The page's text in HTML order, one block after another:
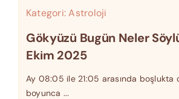
Kategori:Astroloji
Gökyüzü Bugün Neler
Ekim 2025
Ay 08:05 ile 21:05 arasında boşlukta
boyunca ...